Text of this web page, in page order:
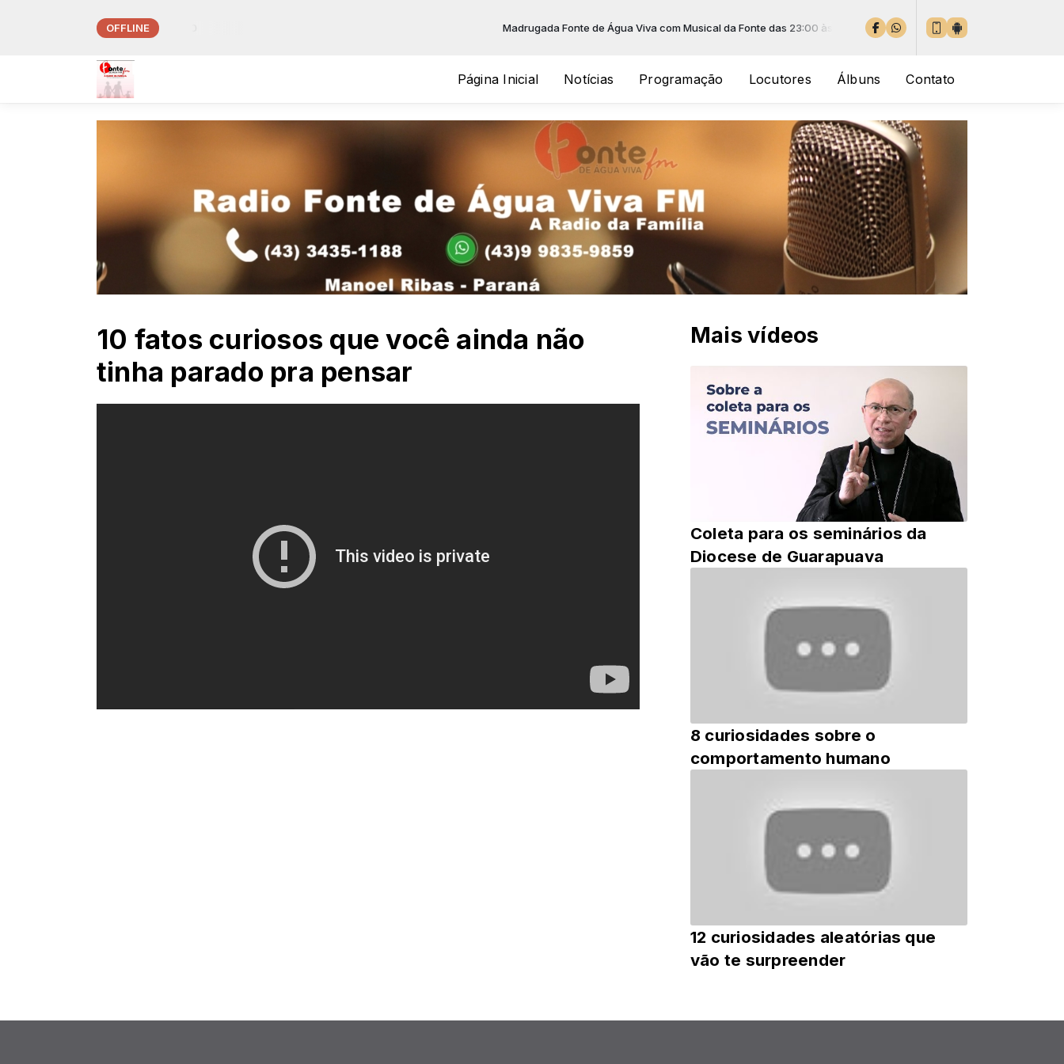
OFFLINE
da Fonte das 23:00 às 06:00 Madrugada Fonte de Água Viva com Musical da Fonte das 23:00 às 06:00
Página Inicial Notícias Programação Locutores Álbuns Contato
10 fatos curiosos que você ainda não
tinha parado pra pensar
Mais vídeos
Coleta para os seminários da
Diocese de Guarapuava
8 curiosidades sobre o
comportamento humano
12 curiosidades aleatórias que
vão te surpreender